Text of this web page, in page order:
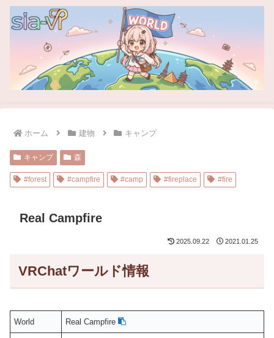
ホーム 建物 キャンプ
キャンプ 森
#forest #campfire #camp #fireplace #fire
Real Campfire
2025.09.22 2021.01.25
VRChatワールド情報
World Real Campfire